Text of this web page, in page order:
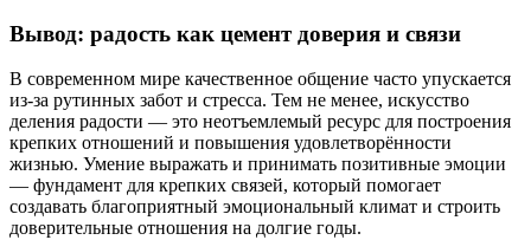
Вывод: радость как цемент доверия и связи
В современном мире качественное общение часто упускается
из-за рутинных забот и стресса. Тем не менее, искусство
деления радости — это неотъемлемый ресурс для построения
крепких отношений и повышения удовлетворённости
жизнью. Умение выражать и принимать позитивные эмоции
— фундамент для крепких связей, который помогает
создавать благоприятный эмоциональный климат и строить
доверительные отношения на долгие годы.